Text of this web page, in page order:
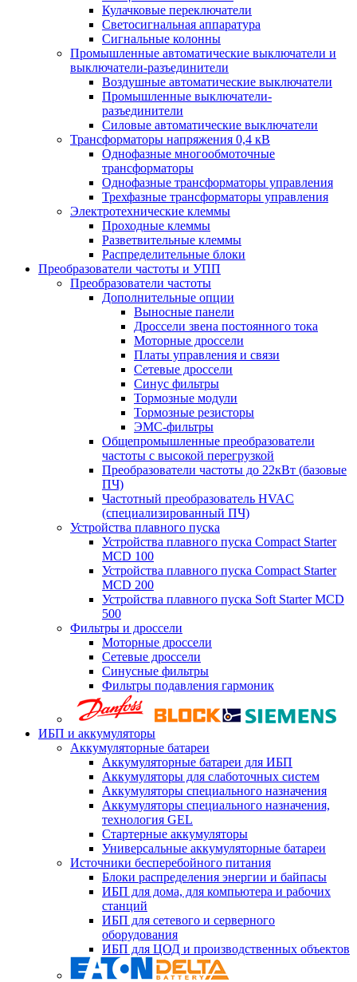
Кулачковые переключатели
Светосигнальная аппаратура
Сигнальные колонны
Промышленные автоматические выключатели и
выключатели-разъединители
Воздушные автоматические выключатели
Промышленные выключатели-
разъединители
Силовые автоматические выключатели
Трансформаторы напряжения 0,4 кВ
Однофазные многообмоточные
трансформаторы
Однофазные трансформаторы управления
Трехфазные трансформаторы управления
Электротехнические клеммы
Проходные клеммы
Разветвительные клеммы
Распределительные блоки
Преобразователи частоты и УПП
Преобразователи частоты
Дополнительные опции
Выносные панели
Дроссели звена постоянного тока
Моторные дроссели
Платы управления и связи
Сетевые дроссели
Синус фильтры
Тормозные модули
Тормозные резисторы
ЭМС-фильтры
Общепромышленные преобразователи
частоты с высокой перегрузкой
Преобразователи частоты до 22кВт (базовые
ПЧ)
Частотный преобразователь HVAC
(специализированный ПЧ)
Устройства плавного пуска
Устройства плавного пуска Compact Starter
MCD 100
Устройства плавного пуска Compact Starter
MCD 200
Устройства плавного пуска Soft Starter MCD
500
Фильтры и дроссели
Моторные дроссели
Сетевые дроссели
Синусные фильтры
Фильтры подавления гармоник
ИБП и аккумуляторы
Аккумуляторные батареи
Аккумуляторные батареи для ИБП
Аккумуляторы для слаботочных систем
Аккумуляторы специального назначения
Аккумуляторы специального назначения,
технология GEL
Стартерные аккумуляторы
Универсальные аккумуляторные батареи
Источники бесперебойного питания
Блоки распределения энергии и байпасы
ИБП для дома, для компьютера и рабочих
станций
ИБП для сетевого и серверного
оборудования
ИБП для ЦОД и производственных объектов